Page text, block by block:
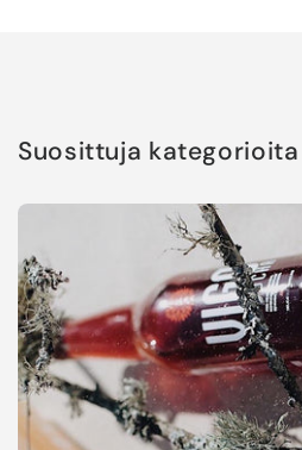
Suosittuja kategorioita